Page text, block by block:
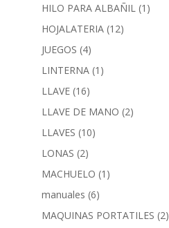
HILO PARA ALBAÑIL (1)
HOJALATERIA (12)
JUEGOS (4)
LINTERNA (1)
LLAVE (16)
LLAVE DE MANO (2)
LLAVES (10)
LONAS (2)
MACHUELO (1)
manuales (6)
MAQUINAS PORTATILES (2)